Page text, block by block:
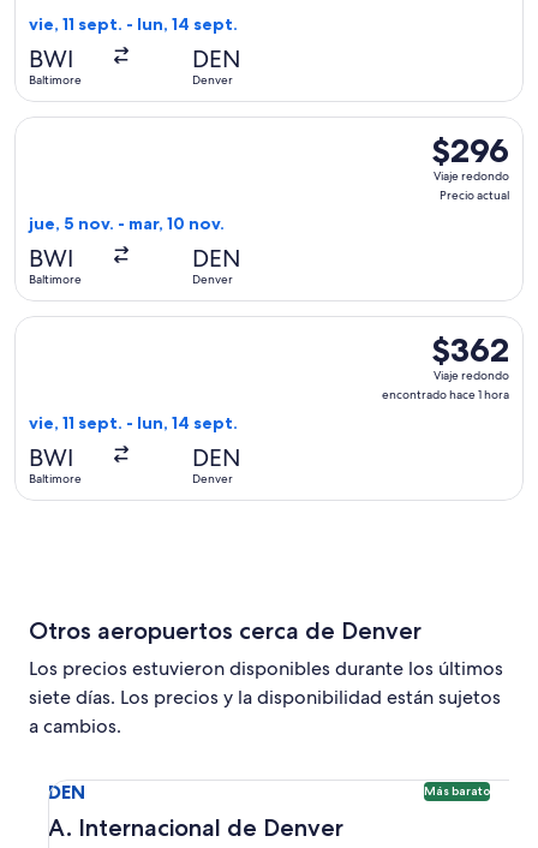
vie, 11 sept. - lun, 14 sept.
BWI
Baltimore
DEN
Denver
$296
Viaje
redondo,
$296
Viaje redondo
Precio actual
jue, 5 nov. - mar, 10 nov.
BWI
Baltimore
DEN
Denver
Seleccionar vuelo de Sun Country Airlines, con salida el
$362
Viaje
redondo,
$362
Viaje redondo
encontrado hace 1 hora
vie, 11 sept. - lun, 14 sept.
BWI
Baltimore
DEN
Denver
Seleccionar vuelo de Delta, con salida el vie, 11 sept.
Otros aeropuertos cerca de Denver
Los precios estuvieron disponibles durante los últimos
siete días. Los precios y la disponibilidad están sujetos
a cambios.
DEN Más barato
A. Internacional de Denver